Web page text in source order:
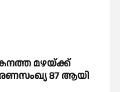
മഴയ്ക്ക്
87 ആയി